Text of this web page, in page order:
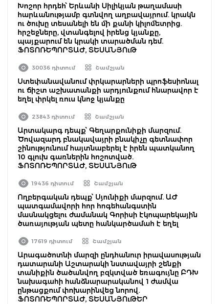
Խոշոր հրդեհ՝ Երևանի Սիլիկյան թաղամասի
հարևանությամբ գտնվող աղբավայրում. կրակն
ու ծուխը տեսանելի են մի քանի կիլոմետրից.
հրշեջները, վտանգելով իրենց կյանքը,
պայքարում են կրակի տարածման դեմ.
ՖՈՏՈՌԵՊՈՐՏԱԺ, ՏԵՍԱՆՅՈւԹ
30036 դիտում Շամշյան
Ստեփանավանում փրկարարների պրոֆեսիոնալ
ու ճիշտ աշխատանքի արդյունքում հնարավոր է
եղել փրկել ռուս կնոջ կյանքը
23843 դիտում Շամշյան
Արտակարգ դեպք՝ Գեղարքունիքի մարզում.
Ծովազարդ բնակավայրի բնակիչը գետնափոր
շինությունում հայտնաբերել է իրեն պատկանող
10 գլուխ գառներին հոշոտված.
ՖՈՏՈՌԵՊՈՐՏԱԺ, ՏԵՍԱՆՅՈւԹ
19436 դիտում Շամշյան
Ողբերգական դեպք՝ Սյունիքի մարզում. ԱԺ
պատգամավորի հոր հոգեհանգստին
մասնակցելու ժամանակ Գորիսի էկոպարեկային
ծառայության պետը հանկարծամահ է եղել
17619 դիտում Շամշյան
Արագածոտնի մարզի ընդհանուր իրավասության
դատարանի Աշտարակի նստավայրի շենքի
տանիքին ծածանվող բզկտված եռագույնը ԲԴԽ
նախագահի հանձնարարականով 1 ժամվա
ընթացքում փոխարինվեց նորով.
ՖՈՏՈՌԵՊՈՐՏԱԺ, ՏԵՍԱՆՅՈւԹԵՐ